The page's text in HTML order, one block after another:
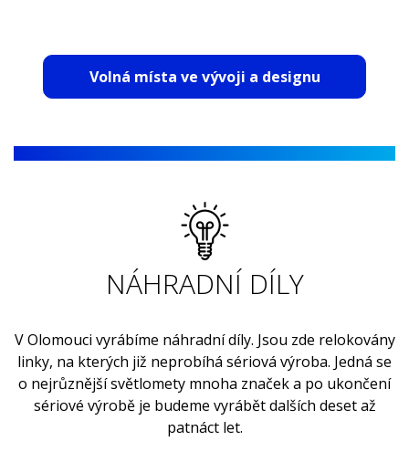
elektronikou, ověřuje se i funkčnost jednotlivých
elektronických komponent i celých světlometů
a svítilen. Dále se ověřuje elektromagnetická
v autě včetně sebe samotného a odolávají působení
laboratoří zároveň spadá pod akreditační proces dle
ISO 17025.
Volná místa ve vývoji a designu
NÁHRADNÍ DÍLY
V Olomouci vyrábíme náhradní díly. Jsou zde relokovány
linky, na kterých již neprobíhá sériová výroba. Jedná se
o nejrůznější světlomety mnoha značek a po ukončení
sériové výrobě je budeme vyrábět dalších deset až
patnáct let.